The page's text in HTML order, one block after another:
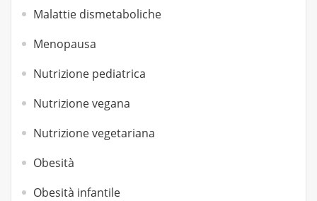
Malattie dismetaboliche
Menopausa
Nutrizione pediatrica
Nutrizione vegana
Nutrizione vegetariana
Obesità
Obesità infantile